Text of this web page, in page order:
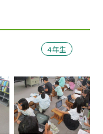
４年生